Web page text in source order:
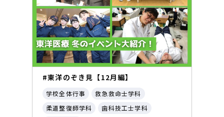
#東洋のぞき見【12月編】
学校全体行事
救急救命士学科
柔道整復師学科
歯科技工士学科